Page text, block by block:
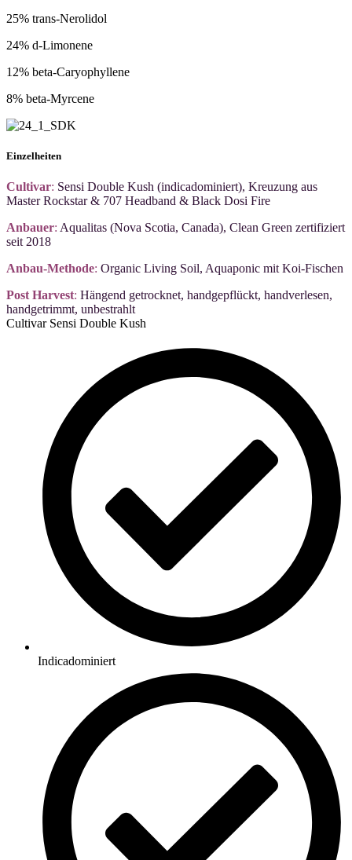
25% trans-Nerolidol
24% d-Limonene
12% beta-Caryophyllene
8% beta-Myrcene
Einzelheiten
Cultivar: Sensi Double Kush (indicadominiert), Kreuzung aus
Master Rockstar & 707 Headband & Black Dosi Fire
Anbauer: Aqualitas (Nova Scotia, Canada), Clean Green zertifiziert
seit 2018
Anbau-Methode: Organic Living Soil, Aquaponic mit Koi-Fischen
Post Harvest: Hängend getrocknet, handgepflückt, handverlesen,
handgetrimmt, unbestrahlt
Cultivar Sensi Double Kush
Indicadominiert